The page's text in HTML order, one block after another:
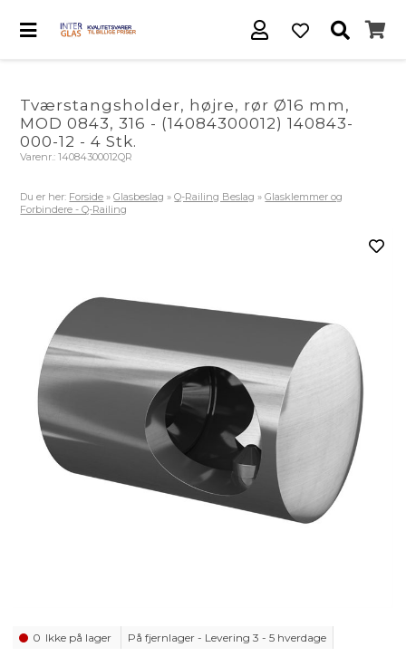
Tværstangsholder, højre, rør Ø16 mm,
MOD 0843, 316 - (14084300012) 140843-
000-12 - 4 Stk.
Varenr.:14084300012QR
Du er her: Forside »Glasbeslag »Q-Railing Beslag »Glasklemmer og
Forbindere - Q-Railing
0 Ikke på lager På fjernlager - Levering 3 - 5 hverdage